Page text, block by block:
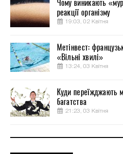
Чому виникають
реакції організму
19:03, 02 Квітня
Метінвест:
«Вільні хвилі»
13:24, 03 Квітня
Куди переїжджають
багатства
21:23, 03 Квітня